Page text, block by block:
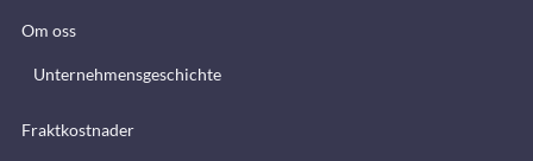
Om oss
Unternehmensgeschichte
Fraktkostnader